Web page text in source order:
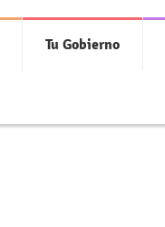
Tu Gobierno